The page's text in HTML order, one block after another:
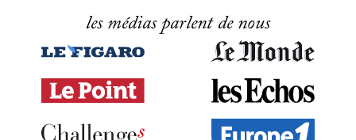
les médias parlent de nous